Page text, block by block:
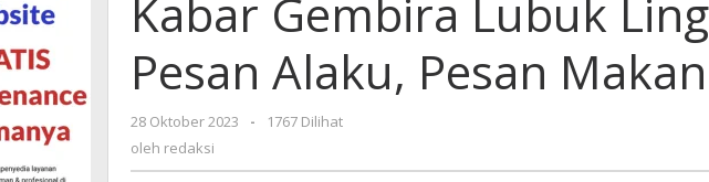
Linggau:
Aplikasi
Pesan
Alaku,
Makan
Ujung
Kabar Gembira Lubuk
Pesan Alaku, Pesan
28 Oktober 2023
oleh
-
1767 Dilihat
oleh redaksi